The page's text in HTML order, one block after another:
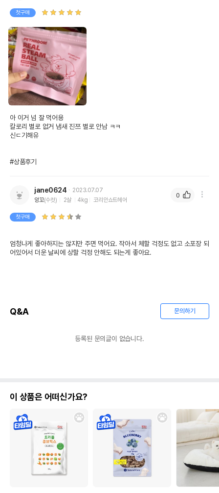
첫구매
아 이거 넘 잘 먹어용
칼로리 별로 없거 냄새 진쯔 별로 안남 ㅋㅋ
신ㄷ기해유
#상품후기
jane0624
2023.07.07
앙꼬(수컷) 2살 4kg 코리안쇼트헤어
첫구매
엄청나게 좋아하지는 않지만 주면 먹어요. 작아서 체할 걱정도 없고 소포장 되
어있어서 더운 날씨에 상할 걱정 안해도 되는게 좋아요.
0
Q&A 문의하기
등록된 문의글이 없습니다.
이 상품은 어떠신가요?